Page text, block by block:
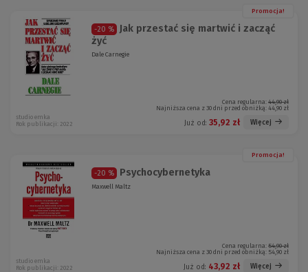
Promocja!
-20 %
Jak przestać się martwić i zacząć
żyć
Dale Carnegie
Cena regularna: 44,90 zł
Najniższa cena z 30 dni przed obniżką: 44,90 zł
Już od: 35,92 zł Więcej
studio emka
Rok publikacji: 2022
Promocja!
-20 % Psychocybernetyka
Maxwell Maltz
Cena regularna: 54,90 zł
Najniższa cena z 30 dni przed obniżką: 54,90 zł
Już od: 43,92 zł Więcej
studio emka
Rok publikacji: 2022